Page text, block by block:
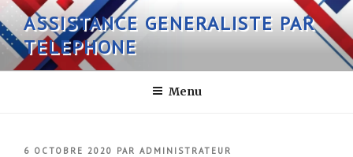
Aller
au
contenu
principal
ASSISTANCE GENERALISTE PAR
TELEPHONE
Menu
PUBLIÉ
6 OCTOBRE 2020 PAR ADMINISTRATEUR